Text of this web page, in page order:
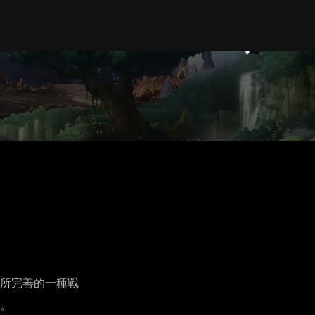
完善的一種戰